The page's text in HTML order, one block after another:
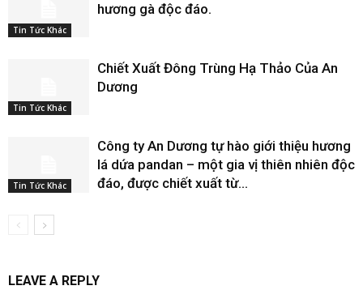
Tin Tức Khác
hương gà độc đáo.
Tin Tức Khác
Chiết Xuất Đông Trùng Hạ Thảo Của An
Dương
Tin Tức Khác
Công ty An Dương tự hào giới thiệu hương
lá dứa pandan – một gia vị thiên nhiên độc
đáo, được chiết xuất từ...
LEAVE A REPLY